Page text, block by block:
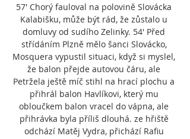
57' Chorý fauloval na polovině Slovácka
Kalabišku, může být rád, že zůstalo u
domluvy od sudího Zelinky. 54' Před
střídáním Plzně mělo šanci Slovácko,
Mosquera vypustil situaci, když si myslel,
že balon přejde autovou čáru, ale
Petržela ještě míč stihl na hrací plochu a
přihrál balon Havlíkovi, který mu
obloučkem balon vracel do vápna, ale
přihrávka byla příliš dlouhá. ze hřiště
odchází Matěj Vydra, přichází Rafiu